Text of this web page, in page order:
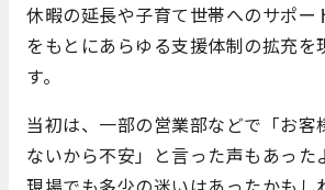
休暇の延長や子育て世帯へのサポー
をもとにあらゆる支援体制の拡充を
す。
当初は、一部の営業部などで「お客
ないから不安」と言った声もあった